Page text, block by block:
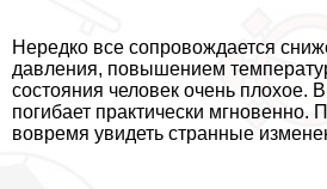
Нередко все сопровождается
давления, повышением
состояния человек очень плохое.
погибает пpaктически мгновенно.
вовремя увидеть странные